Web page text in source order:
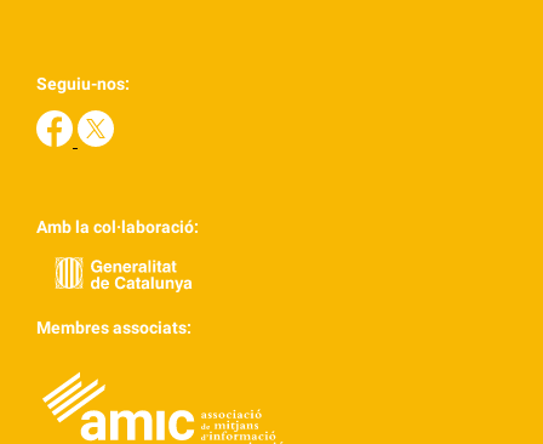
Seguiu-nos:
Amb la col·laboració:
Membres associats: